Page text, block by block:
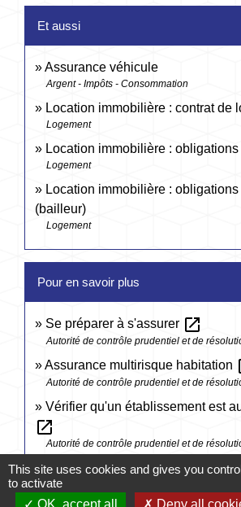
Et aussi
Assurance véhicule
Argent - Impôts - Consommation
Location immobilière : contrat de
Logement
Location immobilière :
Logement
Location immobilière :
(bailleur)
Logement
Pour en savoir plus
Se préparer à s'assurer open_in_new
Autorité de contrôle prudentiel et de
Assurance multirisque habitation
Autorité de contrôle prudentiel et de
Vérifier qu'un établissement est
open_in_new
Autorité de contrôle prudentiel et de
Signaler une
This site uses cookies and gives you
to activate
OK, accept all
Deny all